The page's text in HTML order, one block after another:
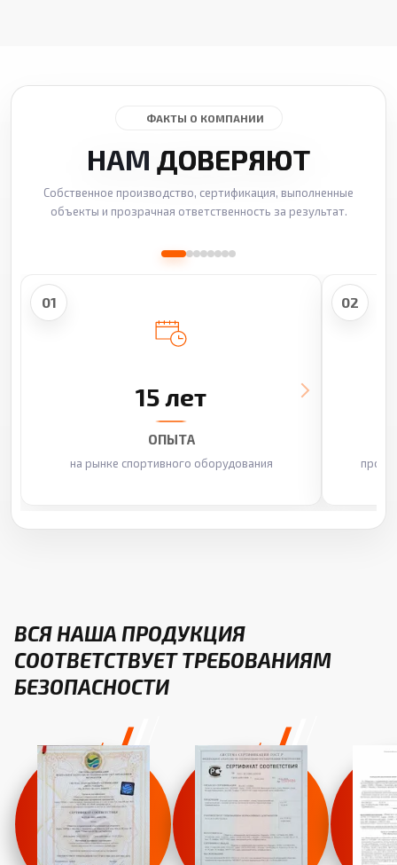
ФАКТЫ О КОМПАНИИ
НАМ ДОВЕРЯЮТ
Собственное производство, сертификация, выполненные
объекты и прозрачная ответственность за результат.
01
15 лет
ОПЫТА
на рынке спортивного оборудования
02
ВСЯ НАША ПРОДУКЦИЯ
СООТВЕТСТВУЕТ ТРЕБОВАНИЯМ
БЕЗОПАСНОСТИ